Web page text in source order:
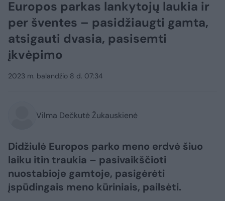
Europos parkas lankytojų laukia ir
per šventes – pasidžiaugti gamta,
atsigauti dvasia, pasisemti
įkvėpimo
2023 m. balandžio 8 d. 07:34
Vilma Dečkutė Žukauskienė
Didžiulė Europos parko meno erdvė šiuo
laiku itin traukia – pasivaikščioti
nuostabioje gamtoje, pasigėrėti
įspūdingais meno kūriniais, pailsėti.